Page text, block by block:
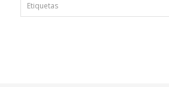
Etiquetas